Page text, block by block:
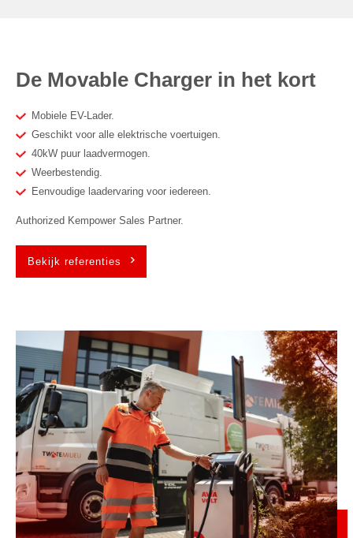
De Movable Charger in het kort
Mobiele EV-Lader.
Geschikt voor alle elektrische voertuigen.
40kW puur laadvermogen.
Weerbestendig.
Eenvoudige laadervaring voor iedereen.
Authorized Kempower Sales Partner.
Bekijk referenties